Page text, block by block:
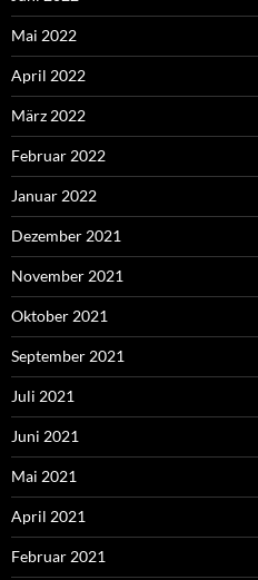
Mai 2022
April 2022
März 2022
Februar 2022
Januar 2022
Dezember 2021
November 2021
Oktober 2021
September 2021
Juli 2021
Juni 2021
Mai 2021
April 2021
Februar 2021